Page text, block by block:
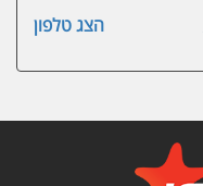
הצג טלפון